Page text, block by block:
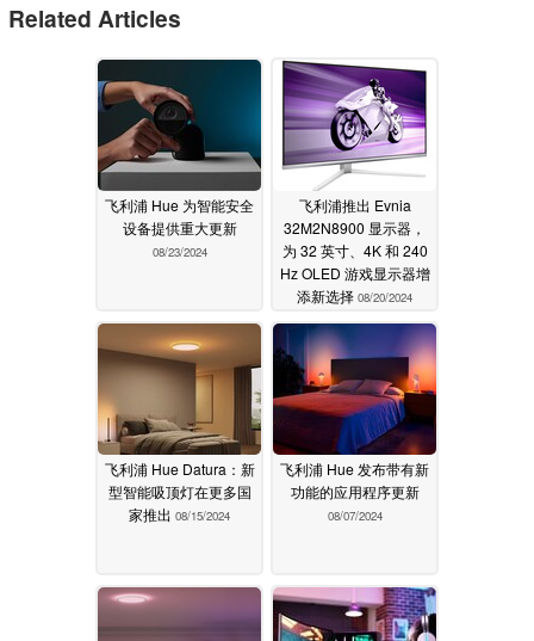
Related Articles
飞利浦 Hue 为智能安全
设备提供重大更新
08/23/2024
飞利浦推出 Evnia
32M2N8900 显示器，
为 32 英寸、4K 和 240
Hz OLED 游戏显示器增
添新选择 08/20/2024
飞利浦 Hue Datura：新
型智能吸顶灯在更多国
家推出 08/15/2024
飞利浦 Hue 发布带有新
功能的应用程序更新
08/07/2024